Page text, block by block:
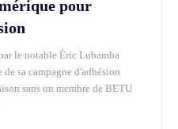
pour
le notable Éric Lubamba
sa campagne d'adhésion
sans un membre de BETU